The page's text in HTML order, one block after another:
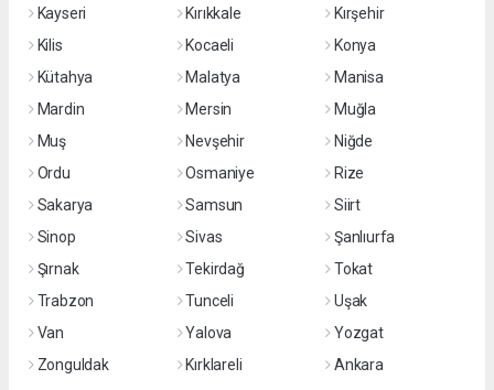
Kayseri
Kırıkkale
Kırşehir
Kilis
Kocaeli
Konya
Kütahya
Malatya
Manisa
Mardin
Mersin
Muğla
Muş
Nevşehir
Niğde
Ordu
Osmaniye
Rize
Sakarya
Samsun
Siirt
Sinop
Sivas
Şanlıurfa
Şırnak
Tekirdağ
Tokat
Trabzon
Tunceli
Uşak
Van
Yalova
Yozgat
Zonguldak
Kırklareli Ankara